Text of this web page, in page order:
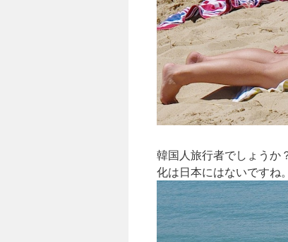
韓国人旅行者でしょう
化は日本にはないですね